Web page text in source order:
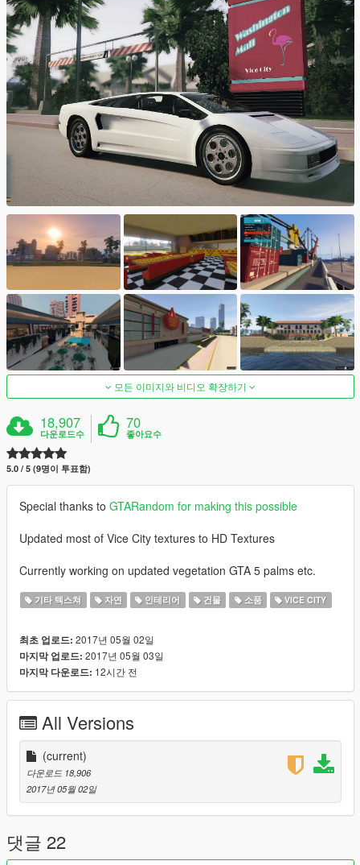
모든 이미지와 비디오 확장하기
18,907
다운로드수
70
좋아요수
5.0 / 5 (9명이 투표함)
Special thanks to GTARandom for making this possible
Updated most of Vice City textures to HD Textures
Currently working on updated vegetation GTA 5 palms etc.
기타 텍스쳐 자연 인테리어 건물 소품 VICE CITY
최초 업로드: 2017년 05월 02일
마지막 업로드: 2017년 05월 03일
마지막 다운로드: 12시간 전
All Versions
(current)
다운로드 18,906
2017년 05월 02일
댓글 22